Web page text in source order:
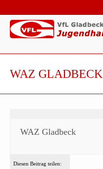
WAZ GLADBECK
WAZ Gladbeck
Diesen Beitrag teilen: